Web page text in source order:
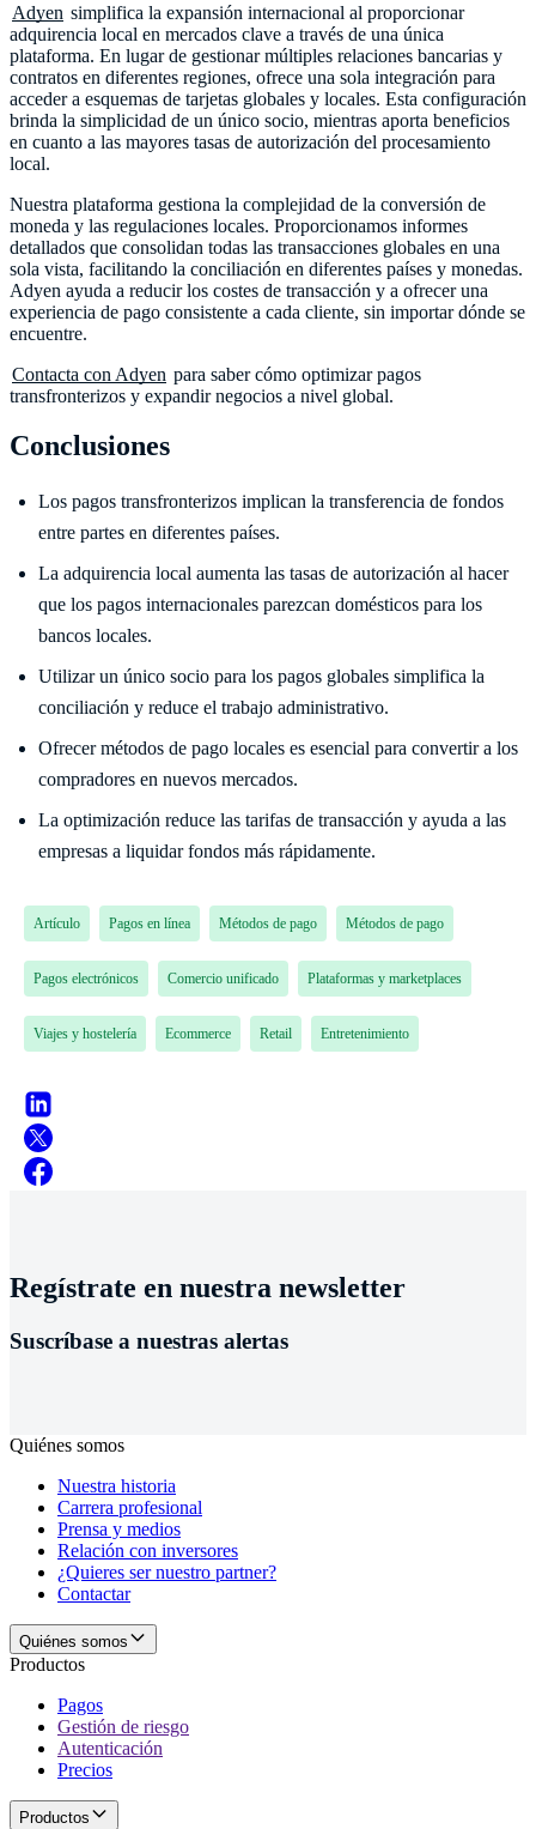
Adyen simplifica la expansión internacional al proporcionar
adquirencia local en mercados clave a través de una única
plataforma. En lugar de gestionar múltiples relaciones bancarias y
contratos en diferentes regiones, ofrece una sola integración para
acceder a esquemas de tarjetas globales y locales. Esta configuración
brinda la simplicidad de un único socio, mientras aporta beneficios
en cuanto a las mayores tasas de autorización del procesamiento
local.
Nuestra plataforma gestiona la complejidad de la conversión de
moneda y las regulaciones locales. Proporcionamos informes
detallados que consolidan todas las transacciones globales en una
sola vista, facilitando la conciliación en diferentes países y monedas.
Adyen ayuda a reducir los costes de transacción y a ofrecer una
experiencia de pago consistente a cada cliente, sin importar dónde se
encuentre.
Contacta con Adyen para saber cómo optimizar pagos
transfronterizos y expandir negocios a nivel global.
Conclusiones
Los pagos transfronterizos implican la transferencia de fondos
entre partes en diferentes países.
La adquirencia local aumenta las tasas de autorización al hacer
que los pagos internacionales parezcan domésticos para los
bancos locales.
Utilizar un único socio para los pagos globales simplifica la
conciliación y reduce el trabajo administrativo.
Ofrecer métodos de pago locales es esencial para convertir a los
compradores en nuevos mercados.
La optimización reduce las tarifas de transacción y ayuda a las
empresas a liquidar fondos más rápidamente.
Artículo Pagos en línea Métodos de pago Métodos de pago
Pagos electrónicos Comercio unificado Plataformas y marketplaces
Viajes y hostelería Ecommerce Retail Entretenimiento
Regístrate en nuestra newsletter
Suscríbase a nuestras alertas
Quiénes somos
Nuestra historia
Carrera profesional
Prensa y medios
Relación con inversores
¿Quieres ser nuestro partner?
Contactar
Quiénes somos
Productos
Pagos
Gestión de riesgo
Autenticación
Precios
Productos